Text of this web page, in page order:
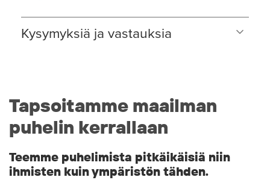
Kysymyksiä ja vastauksia
Tapsoitamme maailman
puhelin kerrallaan
Teemme puhelimista pitkäikäisiä niin
ihmisten kuin ympäristön tähden.